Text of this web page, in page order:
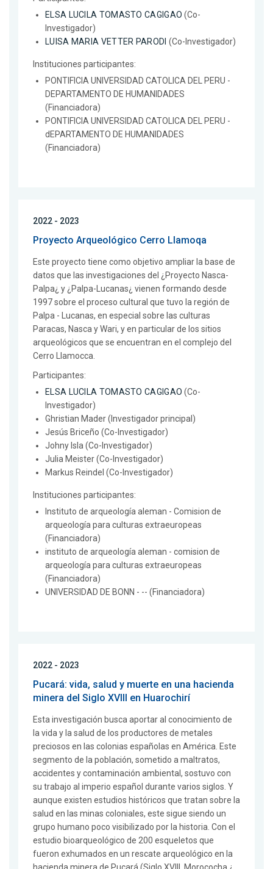
ELSA LUCILA TOMASTO CAGIGAO (Co-
Investigador)
LUISA MARIA VETTER PARODI (Co-Investigador)
Instituciones participantes:
PONTIFICIA UNIVERSIDAD CATOLICA DEL PERU -
DEPARTAMENTO DE HUMANIDADES
(Financiadora)
PONTIFICIA UNIVERSIDAD CATOLICA DEL PERU -
dEPARTAMENTO DE HUMANIDADES
(Financiadora)
2022 - 2023
Proyecto Arqueológico Cerro Llamoqa
Este proyecto tiene como objetivo ampliar la base de
datos que las investigaciones del ¿Proyecto Nasca-
Palpa¿ y ¿Palpa-Lucanas¿ vienen formando desde
1997 sobre el proceso cultural que tuvo la región de
Palpa - Lucanas, en especial sobre las culturas
Paracas, Nasca y Wari, y en particular de los sitios
arqueológicos que se encuentran en el complejo del
Cerro Llamocca.
Participantes:
ELSA LUCILA TOMASTO CAGIGAO (Co-
Investigador)
Ghristian Mader (Investigador principal)
Jesús Briceño (Co-Investigador)
Johny Isla (Co-Investigador)
Julia Meister (Co-Investigador)
Markus Reindel (Co-Investigador)
Instituciones participantes:
Instituto de arqueología aleman - Comision de
arqueología para culturas extraeuropeas
(Financiadora)
instituto de arqueología aleman - comision de
arqueología para culturas extraeuropeas
(Financiadora)
UNIVERSIDAD DE BONN - -- (Financiadora)
2022 - 2023
Pucará: vida, salud y muerte en una hacienda
minera del Siglo XVIII en Huarochirí
Esta investigación busca aportar al conocimiento de
la vida y la salud de los productores de metales
preciosos en las colonias españolas en América. Este
segmento de la población, sometido a maltratos,
accidentes y contaminación ambiental, sostuvo con
su trabajo al imperio español durante varios siglos. Y
aunque existen estudios históricos que tratan sobre la
salud en las minas coloniales, este sigue siendo un
grupo humano poco visibilizado por la historia. Con el
estudio bioarqueológico de 200 esqueletos que
fueron exhumados en un rescate arqueológico en la